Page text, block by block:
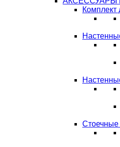
Комплект
Стоечные